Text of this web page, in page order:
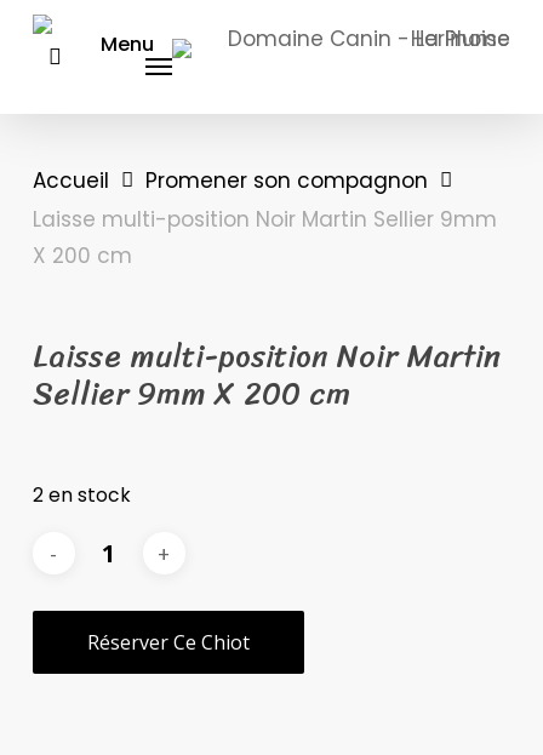
Skip
Menu
Accueil
Promener son compagnon
Laisse multi-position Noir Martin Sellier 9mm
X 200 cm
Laisse multi-position Noir Martin
Sellier 9mm X 200 cm
2 en stock
Réserver Ce Chiot